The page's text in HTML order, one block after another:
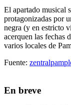
El apartado musical
protagonizadas por
negra (y en estricto
acerquen las fechas
varios locales de
Fuente:
En breve